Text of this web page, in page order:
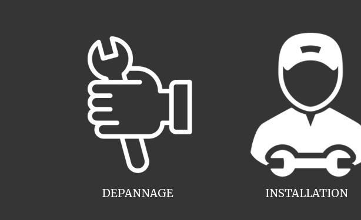
INSTALLATION
DEPANNAGE